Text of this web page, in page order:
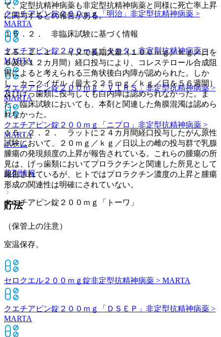
クエチアピン錠２００ｍｇ「明治」 非定型抗精神病薬 >
MARTA
クエチアピン錠２００ｍｇ「タカタ」 非定型抗精神病薬 >
MARTA
クエチアピン錠２００ｍｇ「ＶＴＲＳ」 非定型抗精神病薬 >
MARTA
クエチアピン錠２００ｍｇ「ニプロ」 非定型抗精神病薬 >
MARTA
ホーム
薬剤情報
クエチアピン錠２００ｍｇ「トーワ」
て、定型抗精神病薬も非定型抗精神病薬と同様に死亡率上昇
に関与するとの報告がある。
１５．２． 非臨床試験に基づく情報
１５．２．１． イヌで長期大量（１００ｍｇ／ｋｇ／日を
６及び１２カ月間）経口投与により、コレステロール合成阻
害によると考えられる三角状後白内障が認められた。しか
し、カニクイザル（最大２２５ｍｇ／ｋｇ／日を５６週間）
及びげっ歯類に投与しても白内障は認められなかった。ま
た、臨床試験においても、本剤と関連した角膜混濁は認めら
れなかった。
１５．２．２． ラットに２４カ月間経口投与したがん原性
試験において、２０ｍｇ／ｋｇ／日以上の雌の投与群で乳腺
腫瘍の発現頻度の上昇が報告されている。これらの腫瘍の所
見は、げっ歯類においてプロラクチンと関連した所見として
報告されているが、ヒトではプロラクチン濃度の上昇と腫瘍
形成の関連性は明確にされていない。
貯法
（保管上の注意）
室温保存。
セロクエル２００ｍｇ錠非定型抗精神病薬 > MARTA
クエチアピン錠２００ｍｇ「ＤＳＥＰ」 非定型抗精神病薬 >
MARTA